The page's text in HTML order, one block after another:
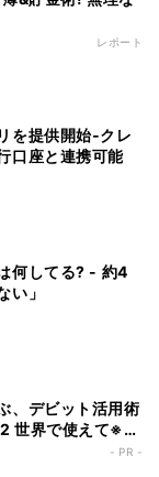
レポート
を提供開始‐クレ
口座と連携可能
何してる? - 約4
い」
、デビット活用術
世界で使えて※、
ビットは海外で- PR -